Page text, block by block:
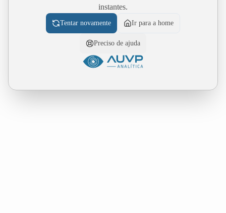
instantes.
Tentar novamente Ir para a home
Preciso de ajuda